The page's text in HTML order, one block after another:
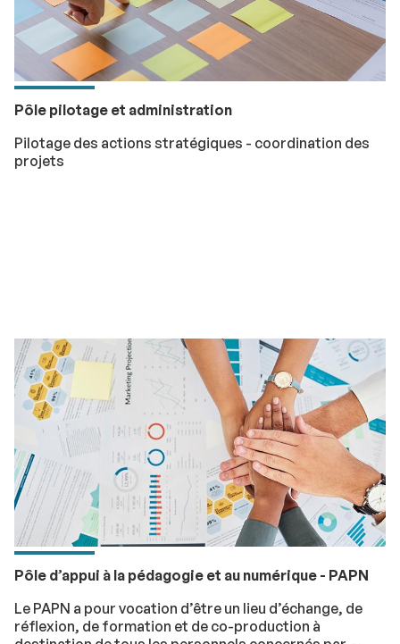
Pôle pilotage et administration
Pilotage des actions stratégiques - coordination des
projets
Pôle d’appui à la pédagogie et au numérique - PAPN
Le PAPN a pour vocation d’être un lieu d’échange, de
réflexion, de formation et de co-production à